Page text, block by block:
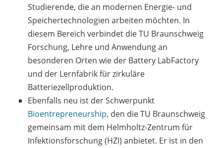
Studierende, die an modernen Energie- und
Speichertechnologien arbeiten möchten. In
diesem Bereich verbindet die TU Braunschweig
Forschung, Lehre und Anwendung an
besonderen Orten wie der Battery LabFactory
und der Lernfabrik für zirkuläre
Batteriezellproduktion.
Ebenfalls neu ist der Schwerpunkt
Bioentrepreneurship, den die TU Braunschweig
gemeinsam mit dem Helmholtz-Zentrum für
Infektionsforschung (HZI) anbietet. Er ist in den